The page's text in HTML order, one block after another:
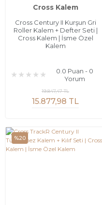
Cross Kalem
Cross Century II Kurşun Gri
Roller Kalem + Defter Seti |
Cross Kalem | İsme Özel
Kalem
0.0 Puan - 0
Yorum
15.877,98 TL
19.847,47 TL
%20